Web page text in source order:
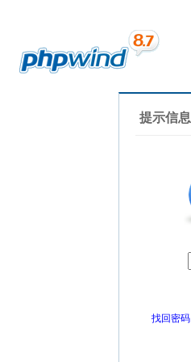
提示信息
找回密码